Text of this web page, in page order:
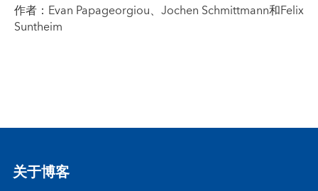
作者：Evan Papageorgiou、Jochen Schmittmann和Felix
Suntheim
关于博客